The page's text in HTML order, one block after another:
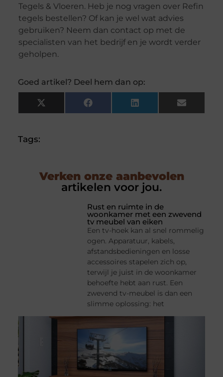
Tegels & Vloeren. Heb je nog vragen over Refin
tegels bestellen? Of kan je wel wat advies
gebruiken? Neem dan contact op met de
specialisten van het bedrijf en je wordt verder
geholpen.
Goed artikel? Deel hem dan op:
X
(Twitter)
Facebook LinkedIn Email
Tags:
Verken onze aanbevolen
artikelen voor jou.
Rust en ruimte in de
woonkamer met een zwevend
tv meubel van eiken
Een tv-hoek kan al snel rommelig
ogen. Apparatuur, kabels,
afstandsbedieningen en losse
accessoires stapelen zich op,
terwijl je juist in de woonkamer
behoefte hebt aan rust. Een
zwevend tv-meubel is dan een
slimme oplossing: het